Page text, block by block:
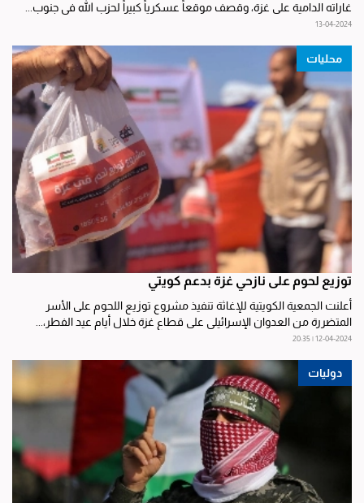
غاراته الدامية على غزة، وقصف موقعاً عسكرياً كبيراً لحزب الله في جنوب...
13-04-2024
محليات
توزيع لحوم على نازحي غزة بدعم كويتي
أعلنت الجمعية الكويتية للإغاثة تنفيذ مشروع توزيع اللحوم على الأسر
المتضررة من العدوان الإسرائيلي على قطاع غزة خلال أيام عيد الفطر،...
12-04-2024 | 20:35
دوليات